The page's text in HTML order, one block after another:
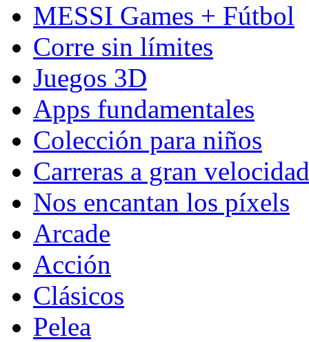
MESSI Games + Fútbol
Corre sin límites
Juegos 3D
Apps fundamentales
Colección para niños
Carreras a gran velocidad
Nos encantan los píxels
Arcade
Acción
Clásicos
Pelea